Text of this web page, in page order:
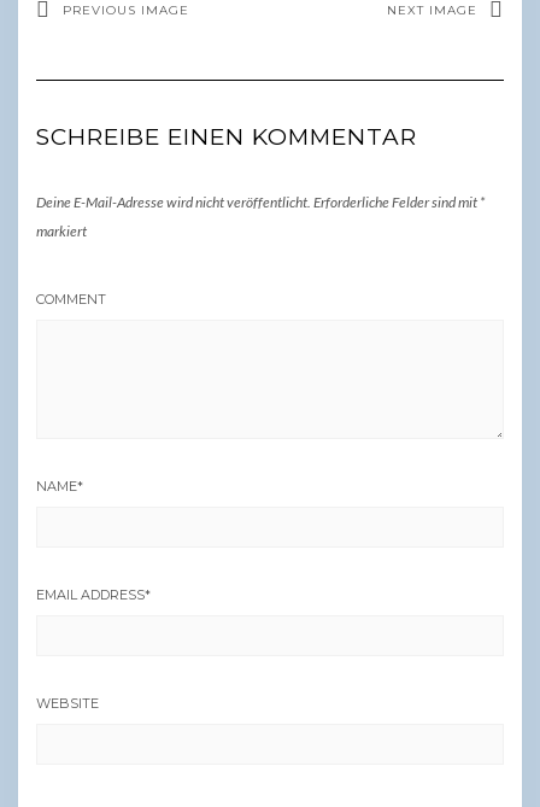
PREVIOUS IMAGE NEXT IMAGE
SCHREIBE EINEN KOMMENTAR
Deine E-Mail-Adresse wird nicht veröffentlicht. Erforderliche Felder sind mit *
markiert
COMMENT
NAME*
EMAIL ADDRESS*
WEBSITE